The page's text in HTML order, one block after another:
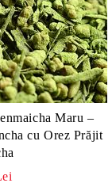
Maru –
cu Orez Prăjit